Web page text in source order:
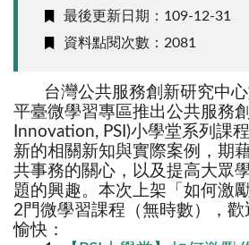
最後更新日期：109-12-31
資料點閱次數：2081
台灣公共服務創新研究中
平臺微學習專區推出公共服務
Innovation, PSI)小學堂系列課
新的相關新知與實際案例，期
共事務的關心，以及提高大眾
題的興趣。本次上架「如何激
2門微學習課程（無時數），
愉快：